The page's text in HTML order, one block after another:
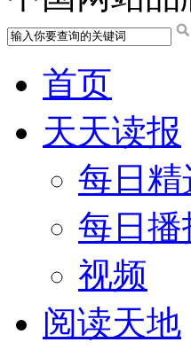
首页
天天读报
每日精
每日播
视频
阅读天地